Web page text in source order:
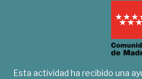
Esta actividad ha recibido una